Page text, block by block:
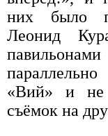
них было
Леонид
«Вий» и не
съёмок на